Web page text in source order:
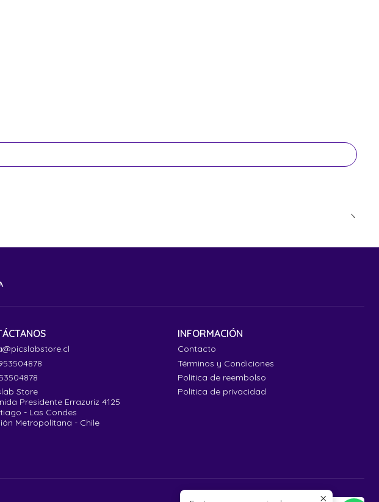
Store
Presidente Errazuriz 4125
- Las Condes
Metropolitana - Chile
INFORMACIÓN
Contacto
Términos y Condiciones
Política de reembolso
Política de privacidad